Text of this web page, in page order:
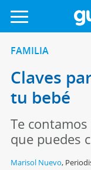
FAMILIA
Claves
tu bebé
Te
que puedes
Marisol Nuevo,